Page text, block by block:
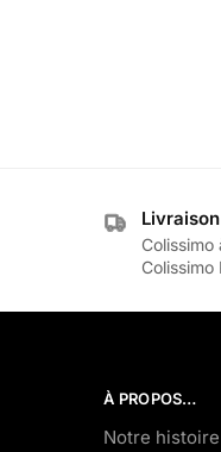
Colissimo
Colissimo
À PROPOS…
Notre histoire